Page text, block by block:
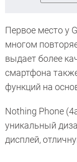
Первое место у
многом
выдает более
смартфона
функций на
Nothing Phone
уникальный
дисплей,